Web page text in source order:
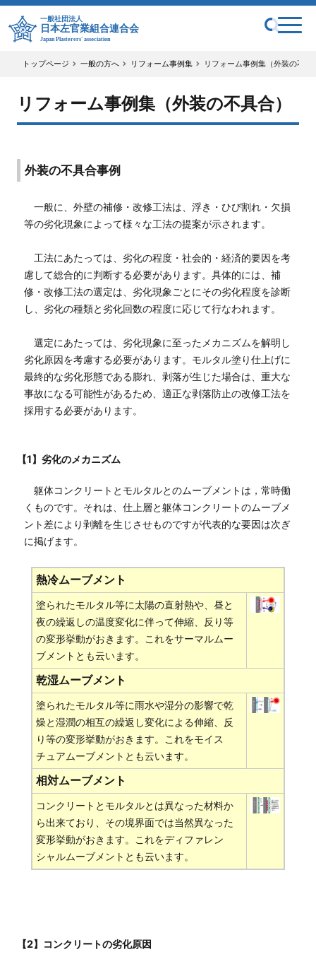
一般社団法人
日本左官業組合連合会
Japan Plasterers' association
トップページ 一般の方へ リフォーム事例集 リフォーム事例集（外装の不具
リフォーム事例集（外装の不具合）
外装の不具合事例
一般に、外壁の補修・改修工法は、浮き・ひび割れ・欠損
等の劣化現象によって様々な工法の提案が示されます。
工法にあたっては、劣化の程度・社会的・経済的要因を考
慮して総合的に判断する必要があります。具体的には、補
修・改修工法の選定は、劣化現象ごとにその劣化程度を診断
し、劣化の種類と劣化回数の程度に応じて行なわれます。
選定にあたっては、劣化現象に至ったメカニズムを解明し
劣化原因を考慮する必要があります。モルタル塗り仕上げに
最終的な劣化形態である膨れ、剥落が生じた場合は、重大な
事故になる可能性があるため、適正な剥落防止の改修工法を
採用する必要があります。
【1】劣化のメカニズム
躯体コンクリートとモルタルとのムーブメントは，常時働
くものです。それは、仕上層と躯体コンクリートのムーブメ
ント差により剥離を生じさせものですが代表的な要因は次ぎ
に掲げます。
熱冷ムーブメント
塗られたモルタル等に太陽の直射熱や、昼と
夜の繰返しの温度変化に伴って伸縮、反り等
の変形挙動がおきます。これをサーマルムー
ブメントとも云います。
乾湿ムーブメント
塗られたモルタル等に雨水や湿分の影響で乾
燥と湿潤の相互の繰返し変化による伸縮、反
り等の変形挙動がおきます。これをモイス
チュアムーブメントとも云います。
相対ムーブメント
コンクリートとモルタルとは異なった材料か
ら出来ており、その境界面では当然異なった
変形挙動がおきます。これをディファレン
シャルムーブメントとも云います。
【2】コンクリートの劣化原因